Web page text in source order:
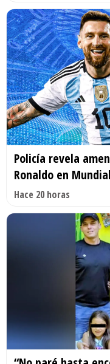
Policía revela
Ronaldo en
Hace 20 horas